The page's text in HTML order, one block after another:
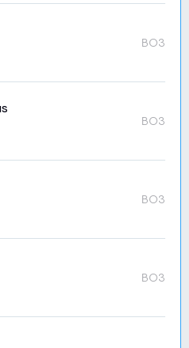
BO3
BO3
BO3
BO3